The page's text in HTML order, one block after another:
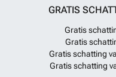
GRATIS
Gratis
Gratis
Gratis schatting
Gratis schatting